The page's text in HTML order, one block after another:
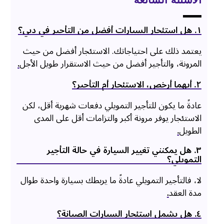
۱. هل استئجار السيارات أفضل من التأجير في دبي؟
يعتمد ذلك على احتياجاتك. الاستئجار أفضل من حيث
المرونة، والتأجير أفضل من حيث الاستقرار طويل الأجل.
۲. أيهما أرخص، الاستئجار أم التأجير؟
عادةً ما يكون للتأجير التمويلي دفعات شهرية أقل، لكن
الاستئجار يوفر مرونة أكبر والتزامات أقل على المدى
الطويل.
۳. هل يمكنني تغيير السيارة في حالة التأجير
التمويلي؟
لا، فالتأجير التمويلي عادةً ما يربطك بسيارة واحدة طوال
مدة العقد.
٤. هل يشمل استئجار السيارات الصيانة؟